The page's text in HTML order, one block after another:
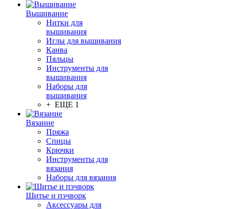
Вышивание
Нитки для
вышивания
Иглы для вышивания
Канва
Пяльцы
Инструменты для
вышивания
Наборы для
вышивания
+ ЕЩЕ 1
Вязание
Пряжа
Спицы
Крючки
Инструменты для
вязания
Наборы для вязания
Шитье и пэчворк
Аксессуары для